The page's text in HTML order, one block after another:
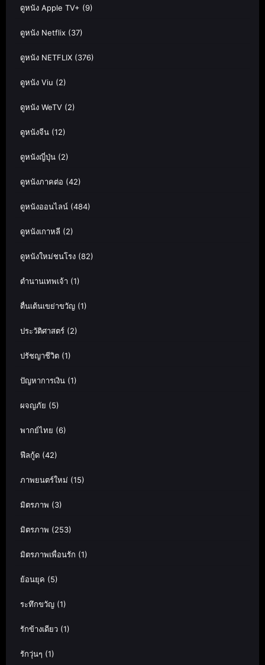
ดูหนัง Apple TV+ (9)
ดูหนัง Netflix (37)
ดูหนัง NETFLIX (376)
ดูหนัง Viu (2)
ดูหนัง WeTV (2)
ดูหนังจีน (12)
ดูหนังญี่ปุ่น (2)
ดูหนังภาคต่อ (42)
ดูหนังออนไลน์ (484)
ดูหนังเกาหลี (2)
ดูหนังใหม่ชนโรง (82)
ตำนานเทพเจ้า (1)
ตื่นเต้นเขย่าขวัญ (1)
ประวัติศาสตร์ (2)
ปรัชญาชีวิต (1)
ปัญหาการเงิน (1)
ผจญภัย (5)
พากย์ไทย (6)
ฟีลกู้ด (42)
ภาพยนตร์ใหม่ (15)
มิตรภาพ (3)
มิตรภาพ (253)
มิตรภาพเพื่อนรัก (1)
ย้อนยุค (5)
ระทึกขวัญ (1)
รักข้างเดียว (1)
รักวุ่นๆ (1)